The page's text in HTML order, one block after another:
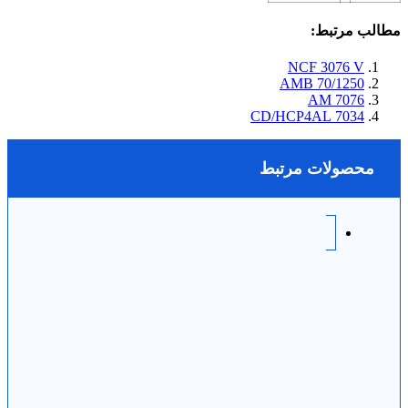
مطالب مرتبط:
NCF 3076 V
70/1250 AMB
7076 AM
7034 CD/HCP4AL
محصولات مرتبط